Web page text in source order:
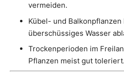
vermeiden.
Kübel- und
überschüssiges Wasser
Trockenperioden im
Pflanzen meist gut toleriert.